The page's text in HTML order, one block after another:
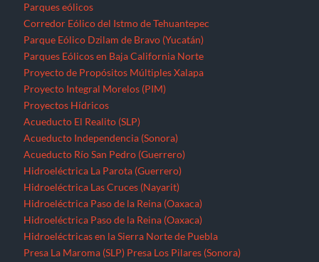
Parques eólicos
Corredor Eólico del Istmo de Tehuantepec
Parque Eólico Dzilam de Bravo (Yucatán)
Parques Eólicos en Baja California Norte
Proyecto de Propósitos Múltiples Xalapa
Proyecto Integral Morelos (PIM)
Proyectos Hídricos
Acueducto El Realito (SLP)
Acueducto Independencia (Sonora)
Acueducto Río San Pedro (Guerrero)
Hidroeléctrica La Parota (Guerrero)
Hidroeléctrica Las Cruces (Nayarit)
Hidroeléctrica Paso de la Reina (Oaxaca)
Hidroeléctrica Paso de la Reina (Oaxaca)
Hidroeléctricas en la Sierra Norte de Puebla
Presa La Maroma (SLP) Presa Los Pilares (Sonora)